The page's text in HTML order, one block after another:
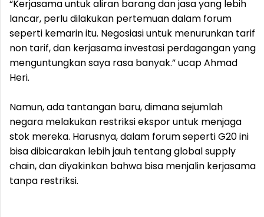
“Kerjasama untuk aliran barang dan jasa yang lebih
lancar, perlu dilakukan pertemuan dalam forum
seperti kemarin itu. Negosiasi untuk menurunkan tarif
non tarif, dan kerjasama investasi perdagangan yang
menguntungkan saya rasa banyak.” ucap Ahmad
Heri.
Namun, ada tantangan baru, dimana sejumlah
negara melakukan restriksi ekspor untuk menjaga
stok mereka. Harusnya, dalam forum seperti G20 ini
bisa dibicarakan lebih jauh tentang global supply
chain, dan diyakinkan bahwa bisa menjalin kerjasama
tanpa restriksi.